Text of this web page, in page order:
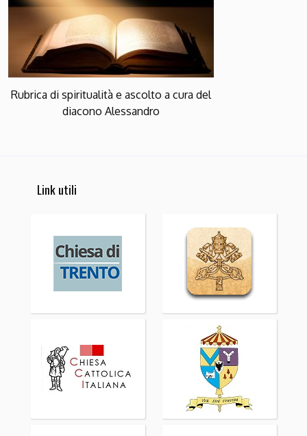
Rubrica di spiritualità e ascolto a cura del
diacono Alessandro
Link utili